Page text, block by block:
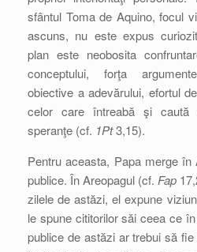
sfântul Toma de Aquino, focul
ascuns, nu este expus
plan este neobosita
conceptului, forţa
obiective a adevărului, efortul
celor care întreabă şi caută
speranţe (cf. 1Pt3,15).
Pentru aceasta, Papa merge
publice. În Areopagul (cf. Fap
zilele de astăzi, el expune
le spune cititorilor săi ceea ce
publice de astăzi ar trebui să